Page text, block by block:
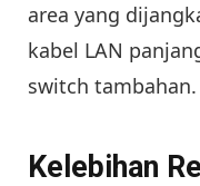
area yang
kabel LAN
switch tambahan.
Kelebihan